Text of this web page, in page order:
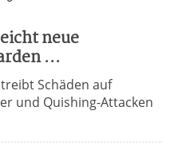
neue
...
Schäden auf
und Quishing-Attacken